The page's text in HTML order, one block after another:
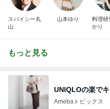
スパイシー丸
山
山本ゆり
料理研
かり
もっと見る
UNIQLOの楽で
Amebaトピックス